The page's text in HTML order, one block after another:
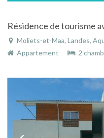
Moliets-et-Maa, Landes,
Appartement
2